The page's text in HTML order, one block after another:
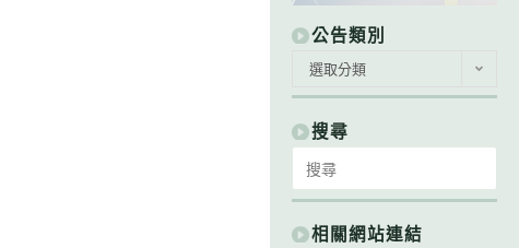
公告類別
類
別
選取分類
搜尋
for:
相關網站連結